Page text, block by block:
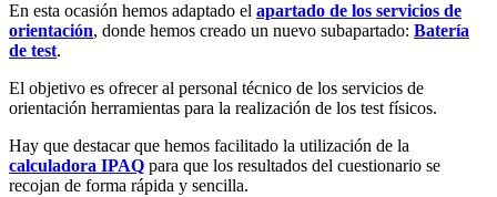
En esta ocasión hemos adaptado el apartado de los servicios de
orientación, donde hemos creado un nuevo subapartado: Batería
de test.
El objetivo es ofrecer al personal técnico de los servicios de
orientación herramientas para la realización de los test físicos.
Hay que destacar que hemos facilitado la utilización de la
calculadora IPAQ para que los resultados del cuestionario se
recojan de forma rápida y sencilla.